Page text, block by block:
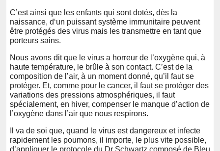
C’est ainsi que les enfants qui sont dotés, dès la
naissance, d‘un puissant système immunitaire peuvent
être protégés des virus mais les transmettre en tant que
porteurs sains.
Nous avons dit que le virus a horreur de l’oxygène qui, à
haute température, le brûle à son contact. C’est de la
composition de l’air, à un moment donné, qu’il faut se
protéger. Et, comme pour le cancer, il faut se protéger des
variations des pressions atmosphériques, il faut
spécialement, en hiver, compenser le manque d’action de
l’oxygène dans l’air que nous respirons.
Il va de soi que, quand le virus est dangereux et infecte
rapidement les poumons, il importe, le plus vite possible,
d’appliquer le protocole du Dr Schwartz composé de Bleu